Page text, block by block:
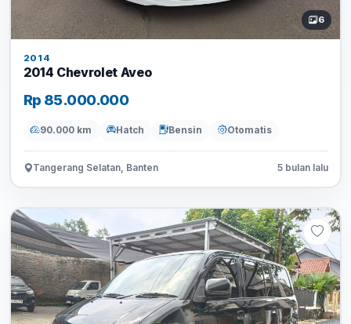
6
2014
2014 Chevrolet Aveo
Rp 85.000.000
90.000 km Hatch Bensin Otomatis
Tangerang Selatan, Banten 5 bulan lalu